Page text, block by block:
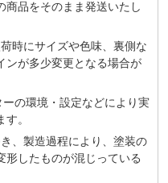
品をそのまま発送いたし
時にサイズや⾊味、裏側な
ンが多少変更となる場合が
の環境・設定などにより実
。
、製造過程により、塗装の
形したものが混じっている